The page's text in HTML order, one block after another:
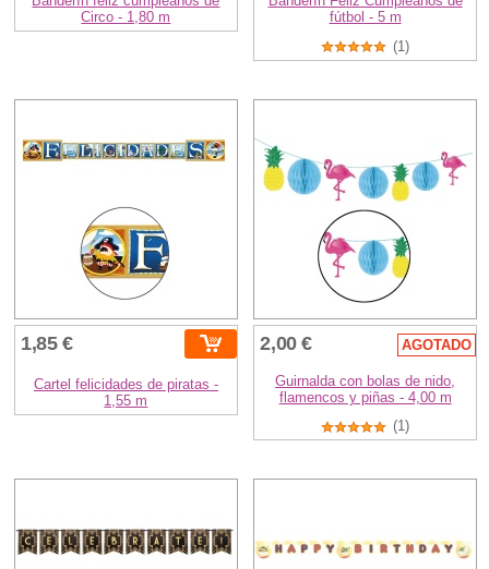
Circo - 1,80 m
fútbol - 5 m
(1)
1,85 €
Cartel felicidades de piratas -
1,55 m
2,00 € AGOTADO
Guirnalda con bolas de nido,
flamencos y piñas - 4,00 m
(1)